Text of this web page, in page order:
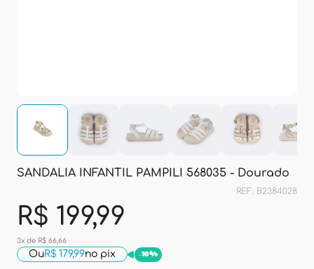
SANDALIA INFANTIL PAMPILI 568035 - Dourado
REF: B2384028
R$ 199,99
3x de R$ 66,66
OuR$ 179,99no pix -10%